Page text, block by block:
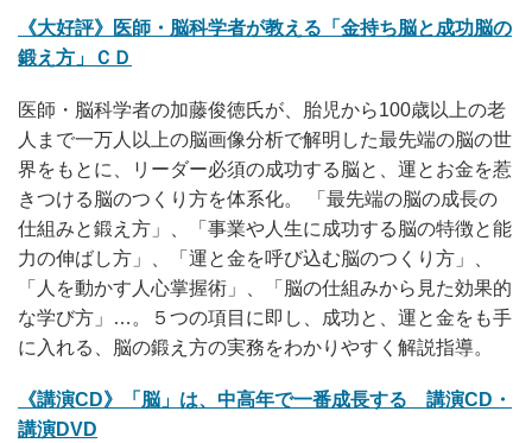
《大好評》医師・脳科学者が教える「金持ち脳と成功脳の
鍛え方」ＣＤ
医師・脳科学者の加藤俊徳氏が、胎児から100歳以上の老
人まで一万人以上の脳画像分析で解明した最先端の脳の世
界をもとに、リーダー必須の成功する脳と、運とお金を惹
きつける脳のつくり方を体系化。 「最先端の脳の成長の
仕組みと鍛え方」、「事業や人生に成功する脳の特徴と能
力の伸ばし方」、「運と金を呼び込む脳のつくり方」、
「人を動かす人心掌握術」、「脳の仕組みから見た効果的
な学び方」…。５つの項目に即し、成功と、運と金をも手
に入れる、脳の鍛え方の実務をわかりやすく解説指導。
《講演CD》「脳」は、中高年で一番成長する 講演CD・
講演DVD